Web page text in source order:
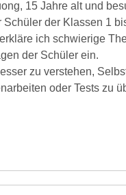
15 Jahre alt und
Schüler der Klassen 1
ich schwierige
der Schüler ein.
zu verstehen,
oder Tests zu